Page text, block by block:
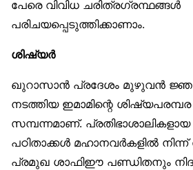
പേരെ വിവിധ ചരിത്രഗ്രന്ഥങ്ങള്‍
പരിചയപ്പെടുത്തിക്കാണാം.
ശിഷ്യര്‍
ഖുറാസാന്‍ പ്രദേശം മുഴുവന്‍
നടത്തിയ ഇമാമിന്റെ
സമ്പന്നമാണ്. പ്രതിഭാശാലികളായ
പഠിതാക്കള്‍ മഹാനവര്‍കളില്‍ നിന്ന്
പ്രമുഖ ശാഫിഈ പണ്ഡിതനും